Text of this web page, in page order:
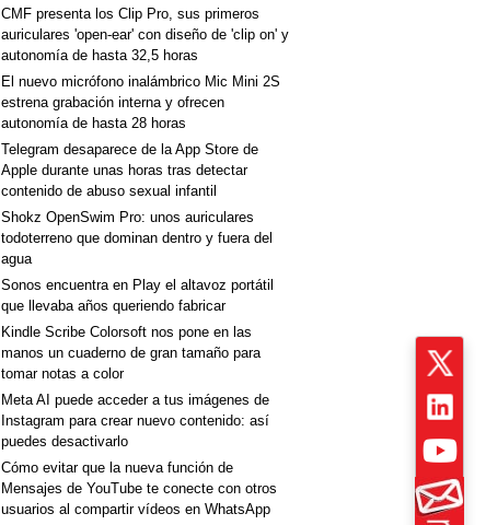
CMF presenta los Clip Pro, sus primeros
auriculares 'open-ear' con diseño de 'clip on' y
autonomía de hasta 32,5 horas
El nuevo micrófono inalámbrico Mic Mini 2S
estrena grabación interna y ofrecen
autonomía de hasta 28 horas
Telegram desaparece de la App Store de
Apple durante unas horas tras detectar
contenido de abuso sexual infantil
Shokz OpenSwim Pro: unos auriculares
todoterreno que dominan dentro y fuera del
agua
Sonos encuentra en Play el altavoz portátil
que llevaba años queriendo fabricar
Kindle Scribe Colorsoft nos pone en las
manos un cuaderno de gran tamaño para
tomar notas a color
Meta AI puede acceder a tus imágenes de
Instagram para crear nuevo contenido: así
puedes desactivarlo
Cómo evitar que la nueva función de
Mensajes de YouTube te conecte con otros
usuarios al compartir vídeos en WhatsApp